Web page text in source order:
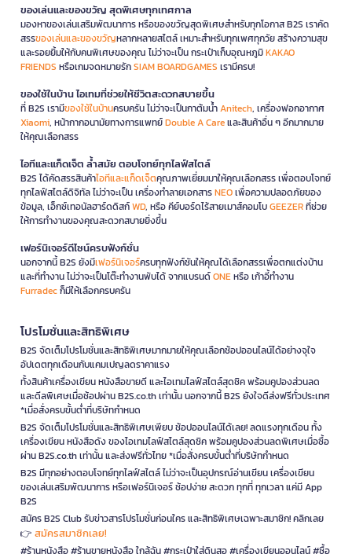
ของเล่นและของขวัญ สุดพิเศษทุกเทศกาล
มองหาของเล่นเสริมพัฒนาการ หรือของขวัญสุดพิเศษสำหรับทุกโอกาส B2S เราคัด
สรรของเล่นและของขวัญหลากหลายสไตล์ เหมาะสำหรับทุกเพศทุกวัย สร้างความสุข
และรอยยิ้มให้กับคนพิเศษของคุณ ไม่ว่าจะเป็น กระเป๋าเก็บอุณหภูมิKAKAO
FRIENDS หรือเกมจดหมายรักSIAM BOARDGAMES เรามีครบ!
ของใช้ในบ้าน ไอเทมที่ช่วยให้ชีวิตสะดวกสบายขึ้น
ที่ B2S เรามีของใช้ในบ้านครบครัน ไม่ว่าจะเป็นกาต้มน้ำAnitech, เครื่องฟอกอากาศ
Xiaomi, หน้ากากอนามัยทางการแพทย์Double A Careและสินค้าอื่น ๆ อีกมากมาย
ให้คุณเลือกสรร
ไอทีและแก็ดเจ็ต ล้ำสมัย ตอบโจทย์ทุกไลฟ์สไตล์
B2S ได้คัดสรรสินค้าไอทีและแก็ดเจ็ตคุณภาพเยี่ยมมาให้คุณเลือกสรร เพื่อตอบโจทย์
ทุกไลฟ์สไตล์ดิจิทัล ไม่ว่าจะเป็น เครื่องทำลายเอกสารNEOเพื่อความปลอดภัยของ
ข้อมูล, เอ็กซ์เทอนัลฮาร์ดดิสก์WD, หรือ คีย์บอร์ดไร้สายเมาส์คอมโบGEEZERที่ช่วย
ให้การทำงานของคุณสะดวกสบายยิ่งขึ้น
เฟอร์นิเจอร์ดีไซน์ครบฟังก์ชั่น
นอกจากนี้ B2S ยังมีเฟอร์นิเจอร์ครบทุกฟังก์ชันให้คุณได้เลือกสรรเพื่อตกแต่งบ้าน
และที่ทำงาน ไม่ว่าจะเป็นโต๊ะทำงานพับได้ จากแบรนด์ONEหรือ เก้าอี้ทำงาน
Furradecก็มีให้เลือกครบครัน
โปรโมชั่นและสิทธิพิเศษ
B2S จัดเต็มโปรโมชั่นและสิทธิพิเศษมากมายให้คุณเลือกช้อปออนไลน์ได้อย่างจุใจ
อัปเดตทุกเดือนกับแคมเปญลดราคาแรง
ทั้งสินค้าเครื่องเขียน หนังสือขายดี และไอเทมไลฟ์สไตล์สุดชิค พร้อมคูปองส่วนลด
และดีลพิเศษเมื่อช้อปผ่าน B2S.co.th เท่านั้น นอกจากนี้ B2S ยังใจดีส่งฟรีทั่วประเทศ
*เมื่อสั่งครบขั้นต่ำที่บริษัทกำหนด
B2S จัดเต็มโปรโมชั่นและสิทธิพิเศษเพียบ ช้อปออนไลน์ได้เลย! ลดแรงทุกเดือน ทั้ง
เครื่องเขียน หนังสือดัง ของไอเทมไลฟ์สไตล์สุดชิค พร้อมคูปองส่วนลดพิเศษเมื่อซื้อ
ผ่าน B2S.co.th เท่านั้น และส่งฟรีทั่วไทย *เมื่อสั่งครบขั้นต่ำที่บริษัทกำหนด
B2S มีทุกอย่างตอบโจทย์ทุกไลฟ์สไตล์ ไม่ว่าจะเป็นอุปกรณ์อ่านเขียน เครื่องเขียน
ของเล่นเสริมพัฒนาการ หรือเฟอร์นิเจอร์ ช้อปง่าย สะดวก ทุกที่ ทุกเวลา แค่มี App
B2S
สมัคร B2S Club รับข่าวสารโปรโมชั่นก่อนใคร และสิทธิพิเศษเฉพาะสมาชิก! คลิกเลย
👉 สมัครสมาชิกเลย!
#ร้านหนังสือ #ร้านขายหนังสือ ใกล้ฉัน #กระเป๋าใส่ดินสอ #เครื่องเขียนออนไลน์ #ซื้อ